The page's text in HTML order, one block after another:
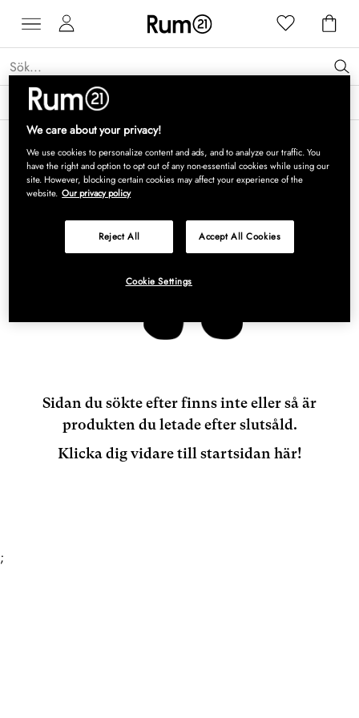
Få 15 % rabatt på Grythyttan Stålmöbler* →
Sidan du sökte efter finns inte eller så är
produkten du letade efter slutsåld.
Klicka dig vidare till startsidan här!
;
We care about your privacy!
We use cookies to personalize content and ads, and to analyze our traffic. You
have the right and option to opt out of any non-essential cookies while using our
site. However, blocking certain cookies may affect your experience of the
website. Our privacy policy
Reject All Accept All Cookies
Cookie Settings